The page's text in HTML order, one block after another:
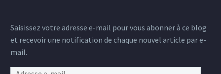
Saisissez votre adresse e-mail pour vous abonner à ce blog
et recevoir une notification de chaque nouvel article par e-
mail.